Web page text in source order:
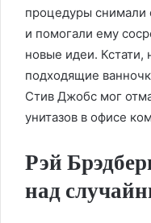
процедуры снимали
и помогали ему
новые идеи. Кстати,
подходящие
Стив Джобс мог
унитазов в офисе
Рэй
над